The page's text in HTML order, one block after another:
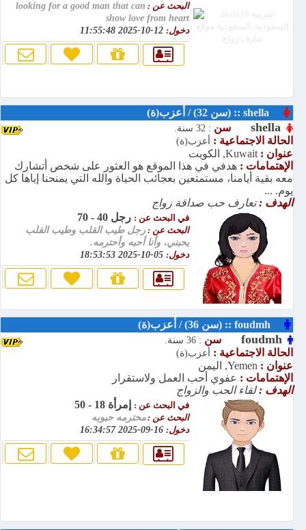
البحث عن : looking for a good man that can
show love from heart
دخول:
shella :: (سن 32) / أعزب(ة)
shella سن : 32 سنة.
الحالة الاجتماعية : أعزب(ة)
عنوان : Kuwait, الكويت
الإهتمامات : هدفي في هذا الموقع هو العثور على شخص أتشارك
معه بقية أيامنا، مستمتعين بعجائب الحياة والله التي يمنحنا إياها كل
يوم. ...
الهدف :تعارف حب صداقة زواج
في البحث عن : رجل 40 - 70
البحث عن : رجل طيب القلب وطيب القلب
يحبني، وأنا أحبه وأحترمه.
دخول:
foudmh :: (سن 36) / أعزب(ة)
foudmh سن : 36 سنة.
الحالة الاجتماعية : أعزب(ة)
عنوان : Yemen, اليمن
الإهتمامات : عفوي أحب العمل ولاستقرار
الهدف :لقاء الحب والزواج
في البحث عن : إمرأة 18 - 50
البحث عن :محترمه حبوبه
دخول: